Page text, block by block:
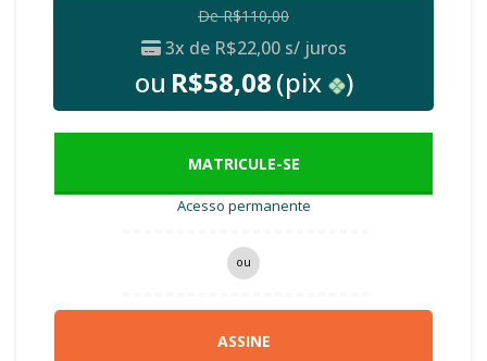
DeR$110,00
3x de R$22,00 s/ juros
ou R$58,08(pix )
MATRICULE-SE
Acesso permanente
ou
ASSINE